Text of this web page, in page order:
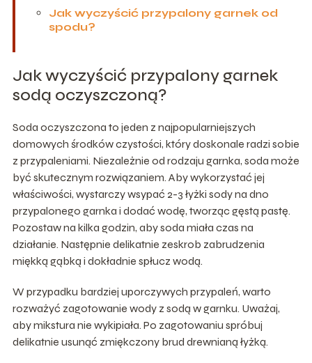
Jak wyczyścić przypalony garnek od
spodu?
Jak wyczyścić przypalony garnek
sodą oczyszczoną?
Soda oczyszczona to jeden z najpopularniejszych
domowych środków czystości, który doskonale radzi sobie
z przypaleniami. Niezależnie od rodzaju garnka, soda może
być skutecznym rozwiązaniem. Aby wykorzystać jej
właściwości, wystarczy wsypać 2-3 łyżki sody na dno
przypalonego garnka i dodać wodę, tworząc gęstą pastę.
Pozostaw na kilka godzin, aby soda miała czas na
działanie. Następnie delikatnie zeskrob zabrudzenia
miękką gąbką i dokładnie spłucz wodą.
W przypadku bardziej uporczywych przypaleń, warto
rozważyć zagotowanie wody z sodą w garnku. Uważaj,
aby mikstura nie wykipiała. Po zagotowaniu spróbuj
delikatnie usunąć zmiękczony brud drewnianą łyżką.